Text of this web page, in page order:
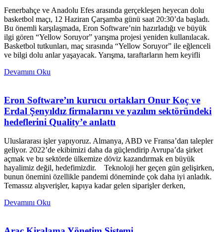
Fenerbahçe ve Anadolu Efes arasında gerçekleşen heyecan dolu
basketbol maçı, 12 Haziran Çarşamba günü saat 20:30’da başladı.
Bu önemli karşılaşmada, Eron Software’nin hazırladığı ve büyük
ilgi gören “Yellow Soruyor” yarışma projesi yeniden kullanılacak.
Basketbol tutkunları, maç sırasında “Yellow Soruyor” ile eğlenceli
ve bilgi dolu anlar yaşayacak. Yarışma, taraftarların hem keyifli
Devamını Oku
Eron Software’ın kurucu ortakları Onur Koç ve
Erdal Şenyıldız firmalarını ve yazılım sektöründeki
hedeflerini Quality’e anlattı
Uluslararası işler yapıyoruz. Almanya, ABD ve Fransa’dan talepler
geliyor. 2022’de ekibimizi daha da güçlendirip Avrupa’da şirket
açmak ve bu sektörde ülkemize döviz kazandırmak en büyük
hayalimiz değil, hedefimizdir. Teknoloji her geçen gün gelişirken,
bunun önemini özellikle pandemi döneminde çok daha iyi anladık.
Temassız alışverişler, kapıya kadar gelen siparişler derken,
Devamını Oku